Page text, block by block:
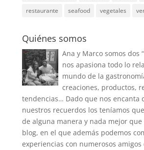
restaurante
seafood vegetales
Quiénes somos
Ana y Marco somos dos
nos apasiona todo lo
mundo de la
creaciones, productos,
tendencias… Dado que nos encanta
nuestros recuerdos los teníamos
de alguna manera y nada mejor que
blog, en el que además podemos
experiencias con numerosos